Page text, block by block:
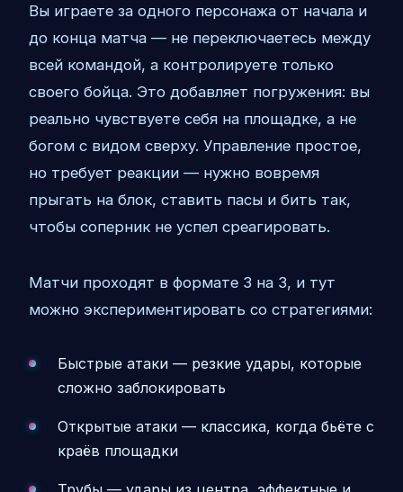
Вы играете за одного персонажа от начала и
до конца матча — не переключаетесь между
всей командой, а контролируете только
своего бойца. Это добавляет погружения: вы
реально чувствуете себя на площадке, а не
богом с видом сверху. Управление простое,
но требует реакции — нужно вовремя
прыгать на блок, ставить пасы и бить так,
чтобы соперник не успел среагировать.
Матчи проходят в формате 3 на 3, и тут
можно экспериментировать со стратегиями:
Быстрые атаки — резкие удары, которые
сложно заблокировать
Открытые атаки — классика, когда бьёте с
краёв площадки